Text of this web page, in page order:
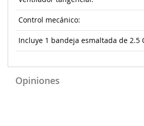
Control mecánico:
Incluye 1 bandeja esmaltada de 2.5
Opiniones